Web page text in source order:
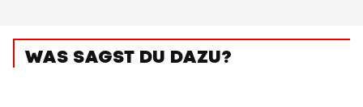
WAS SAGST DU DAZU?